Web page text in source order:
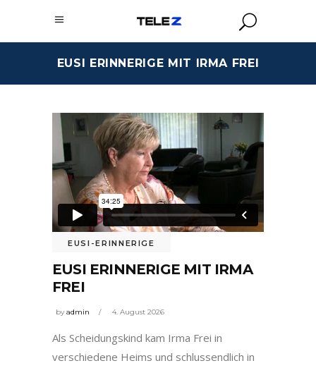
EUSI ERINNERIGE MIT IRMA FREI
EUSI-ERINNERIGE
EUSI ERINNERIGE MIT IRMA
FREI
byadmin 4. August 2026
Als Scheidungskind kam Irma Frei in
verschiedene Heims und schlussendlich in